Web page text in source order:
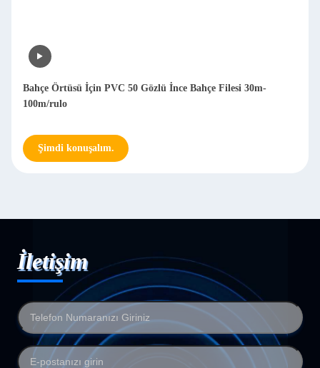
Bahçe Örtüsü İçin PVC 50 Gözlü İnce Bahçe Filesi 30m-
100m/rulo
Şimdi konuşalım.
İletişim